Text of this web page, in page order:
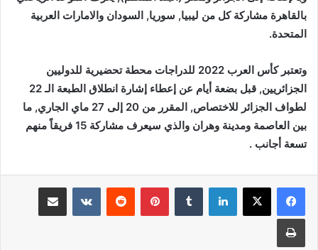
بالقاهرة مشاركة كل من ليبيا, سوريا, السودان والامارات العربية
المتحدة.
وتعتبر كأس العرب 2022 للدراجات محطة تحضيرية للدوليين
الجزائريين, قبل بضعة أيام عن إعطاء إشارة انطلاق الطبعة الـ 22
لطواف الجزائر للاختصاص, المقرر من 20 إلى 27 ماي الجاري, ما
بين العاصمة ومدينة وهران والذي سيعرف مشاركة 15 فريقاً منهم
تسعة أجانب .
لينكدإن بينتيريست
طباعة